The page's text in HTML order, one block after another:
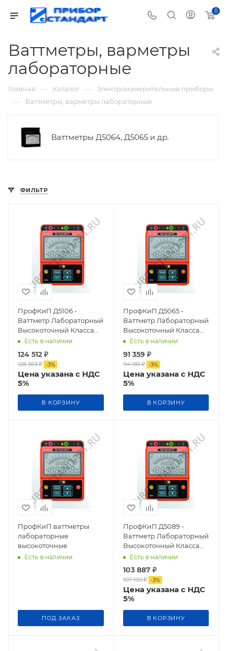
0
Ваттметры, варметры
лабораторные
Главная — Каталог — Электроизмерительные приборы
— Ваттметры, варметры лабораторные
Ваттметры Д5064, Д5065 и др.
ФИЛЬТР
ПрофКиП Д5106 -
Ваттметр Лабораторный
Высокоточный Класса
Точности 0,1
Есть в наличии
124 512 ₽
128 363₽ -3%
Цена указана с НДС
5%
В КОРЗИНУ
ПрофКиП Д5065 -
Ваттметр Лабораторный
Высокоточный Класса
Точности 0,5
Есть в наличии
91 359₽
94 185₽ -3%
Цена указана с НДС
5%
В КОРЗИНУ
ПрофКиП ваттметры
лабораторные
высокоточные
Есть в наличии
ПОД ЗАКАЗ
ПрофКиП Д5089 -
Ваттметр Лабораторный
Высокоточный Класса
Точности 0,2
Есть в наличии
103 887₽
107 100₽ -3%
Цена указана с НДС
5%
В КОРЗИНУ